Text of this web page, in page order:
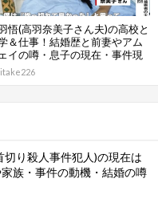
悟(高羽奈美子さん夫)の高校と
＆仕事！結婚歴と前妻やアム
イの噂・息子の現在・事件現
のアパート・犯人の安福久美子
関係もまとめ
り殺人事件犯人)の現在は
族・事件の動機・結婚の噂